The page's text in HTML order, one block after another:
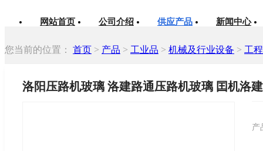
网站首页 公司介绍 供应产品 新闻中心
您当前的位置： 首页 > 产品 > 工业品 > 机械及行业设备 > 工
洛阳压路机玻璃 洛建路通压路机玻璃 囯机洛
产